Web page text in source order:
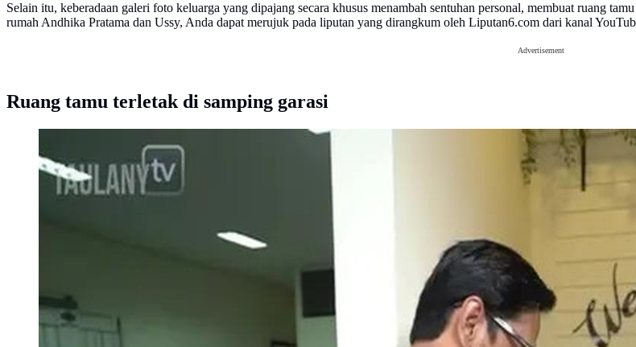
Selain itu, keberadaan galeri foto keluarga yang dipajang secara khusus menambah sentuhan personal, membuat ruang
rumah Andhika Pratama dan Ussy, Anda dapat merujuk pada liputan yang dirangkum oleh Liputan6.com dari kanal
Advertisement
Ruang tamu terletak di samping garasi